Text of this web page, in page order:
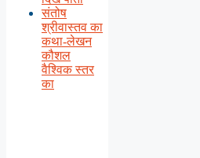
संतोष
श्रीवास्तव का
कथा-लेखन
कौशल
वैश्विक स्तर
का